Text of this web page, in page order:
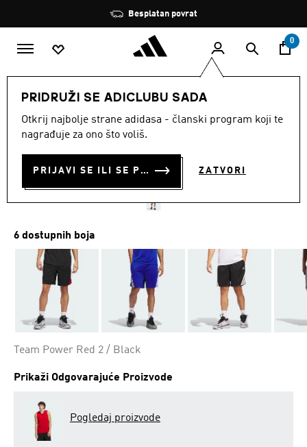
Zaustavi
rotaciju
Besplatan povrat
0
PRIDRUŽI SE ADICLUBU SADA
Otkrij najbolje strane adidasa - članski program koji te
nagrađuje za ono što voliš.
PRIJAVI SE ILI SE PRIDRUŽI SADA ZATVORI
KRATKE HLAČE LEGENDS 3-
STRIPES BASKETBALL
6 dostupnih boja
Team Power Red 2 / Black
Prikaži Odgovarajuće Proizvode
Pogledaj proizvode